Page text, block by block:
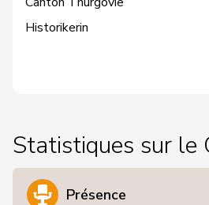
Historikerin
Statistiques sur le
Présence